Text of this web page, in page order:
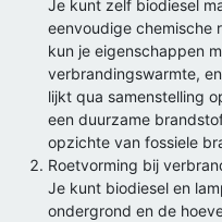
Je kunt zelf biodiesel
eenvoudige chemische
kun je eigenschappen
verbrandingswarmte,
lijkt qua samenstelling
een duurzame
opzichte van fossiele
Roetvorming bij
Je kunt biodiesel en
ondergrond en de